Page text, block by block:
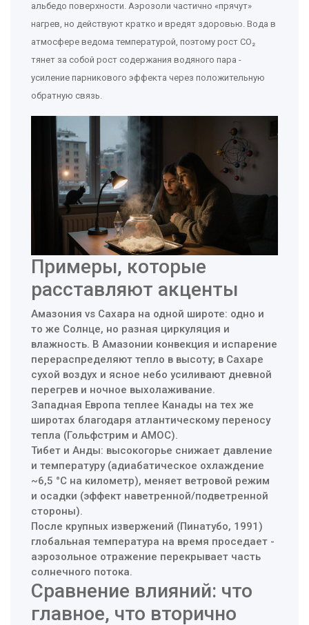
альбедо поверхности. Аэрозоли частично «прячут»
нагрев, но действуют кратко и вредят здоровью. Вода в
атмосфере ведома температурой, поэтому рост CO₂
тянет за собой рост содержания водяного пара -
усиление парникового эффекта через положительную
обратную связь.
Примеры, которые
расставляют акценты
Амазония vs Сахара на одной широте: одно и
то же Солнце, но разная циркуляция и
влажность. В Амазонии конвекция и испарение
перераспределяют тепло в высоту; в Сахаре
сухой воздух и ясное небо усиливают дневной
перегрев и ночное выхолаживание.
Западная Европа теплее Канады на тех же
широтах благодаря атлантическому переносу
тепла (Гольфстрим и AMOC).
Тибет и Анды: высокогорье снижает давление
и температуру (адиабатическое охлаждение
~6,5 °C на километр), меняет ветровой режим
и осадки (эффект наветренной/подветренной
стороны).
После крупных извержений (Пинатубо, 1991)
глобальная температура на время проседает -
аэрозольное отражение перекрывает часть
солнечного потока.
Сравнение влияний: что
главное, что вторично